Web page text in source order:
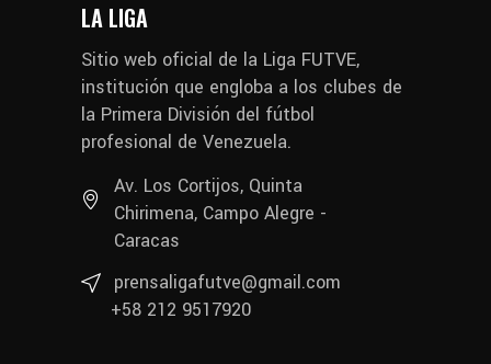
LA LIGA
Sitio web oficial de la Liga FUTVE,
institución que engloba a los clubes de
la Primera División del fútbol
profesional de Venezuela.
Av. Los Cortijos, Quinta
Chirimena, Campo Alegre -
Caracas
prensaligafutve@gmail.com
+58 212 9517920